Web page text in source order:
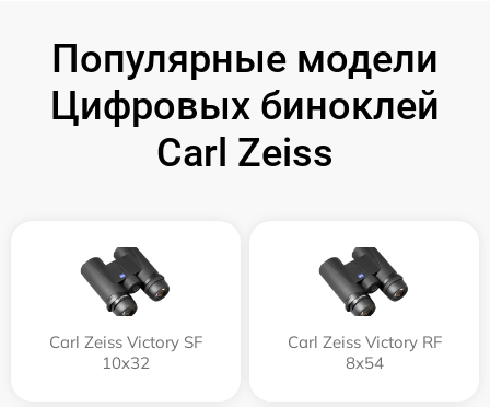
Популярные модели
Цифровых биноклей
Carl Zeiss
Carl Zeiss Victory SF
10x32
Carl Zeiss Victory RF
8x54